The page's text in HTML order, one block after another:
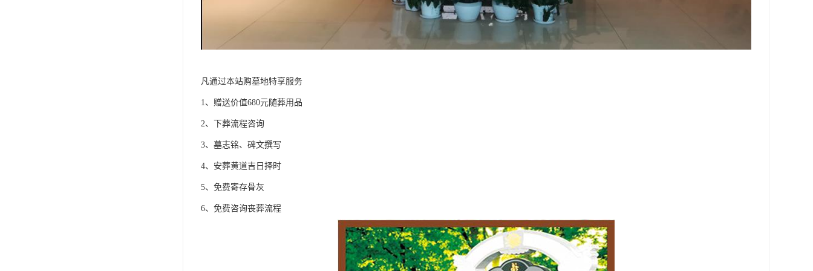
凡通过本站购墓地特享服务
1、赠送价值680元随葬用品
2、下葬流程咨询
3、墓志铭、碑文撰写
4、安葬黄道吉日择时
5、免费寄存骨灰
6、免费咨询丧葬流程